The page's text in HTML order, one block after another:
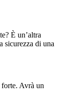
È un’altra
sicurezza di una
Avrà un